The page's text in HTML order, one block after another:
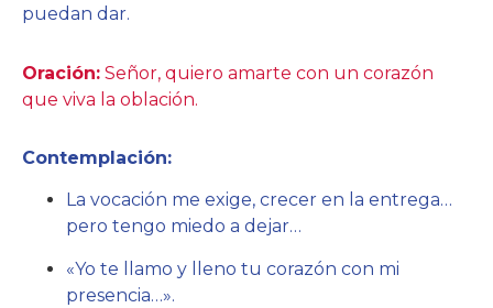
puedan dar.
Oración: Señor, quiero amarte con un corazón
que viva la oblación.
Contemplación:
La vocación me exige, crecer en la entrega…
pero tengo miedo a dejar…
«Yo te llamo y lleno tu corazón con mi
presencia…».